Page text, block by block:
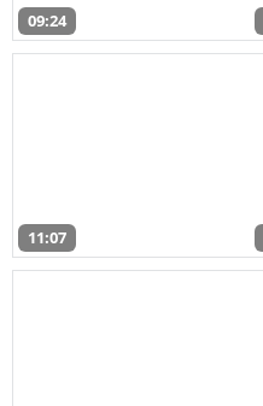
09:24
11:07